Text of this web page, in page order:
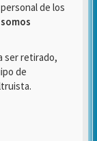
de los
ser retirado,
de